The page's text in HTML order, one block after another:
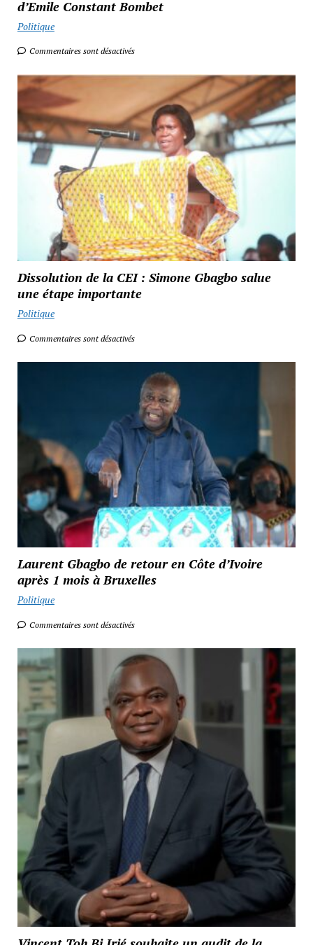
d’Emile Constant Bombet
Politique
Commentaires sont désactivés
Dissolution de la CEI : Simone Gbagbo salue
une étape importante
Politique
Commentaires sont désactivés
Laurent Gbagbo de retour en Côte d’Ivoire
après 1 mois à Bruxelles
Politique
Commentaires sont désactivés